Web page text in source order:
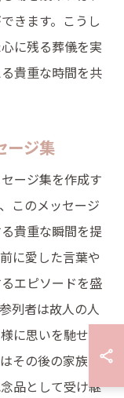
きます。こうし
に残る葬儀を実
貴重な時間を共
ージ集
ージ集を作成す
このメッセージ
貴重な瞬間を提
に愛した言葉や
エピソードを盛
列者は故人の人
に思いを馳せる
その後の家族の
品として受け継